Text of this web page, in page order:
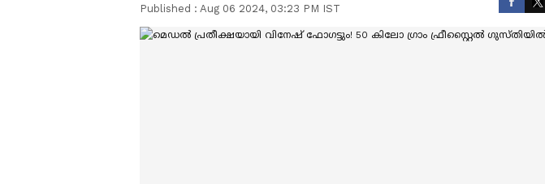
Published : Aug 06 2024, 03:23 PM IST